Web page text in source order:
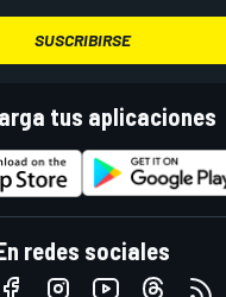
SUSCRIBIRSE
tus aplicaciones
redes sociales